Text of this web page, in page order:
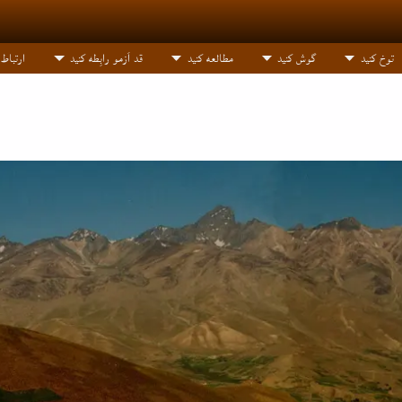
توخ کنید گوش کنید مطالعه کنید قد اَزمو رابِطه کنید